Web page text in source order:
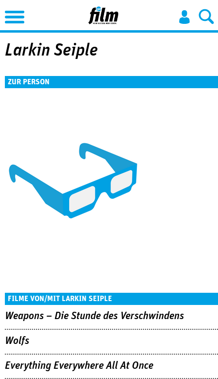
Jump to Navigation
Larkin Seiple
ZUR PERSON
FILME VON/MIT LARKIN SEIPLE
Weapons – Die Stunde des Verschwindens
Wolfs
Everything Everywhere All At Once